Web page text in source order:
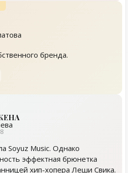
бренда.
Soyuz Music. Однако
эффектная брюнетка
хип-хопера Леши Свика.